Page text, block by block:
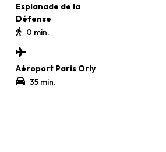
Esplanade de la
Défense
0 min.
Aéroport Paris Orly
35 min.